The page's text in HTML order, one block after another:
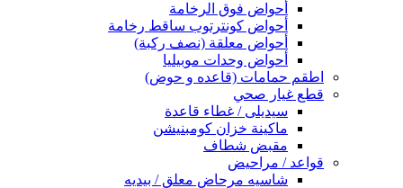
أحواض فوق الرخامة
أحواض كونترتوب ساقط رخامة
أحواض معلقة (نصف ركبة)
أحواض وحدات موبيليا
اطقم حمامات (قاعده و حوض)
قطع غيار صحي
سيديلى / غطاء قاعدة
ماكينة خزان كومبنيشن
مقبض شطاف
قواعد / مراحيض
شاسيه مرحاض معلق / بيديه